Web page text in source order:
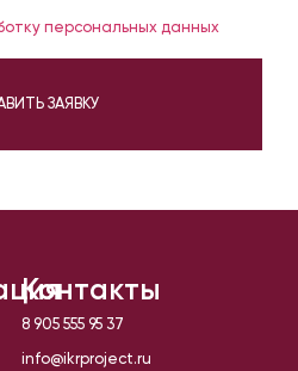
персональных данных
ЗАЯВКУ
Контакты
8 905 555 95 37
info@ikrproject.ru